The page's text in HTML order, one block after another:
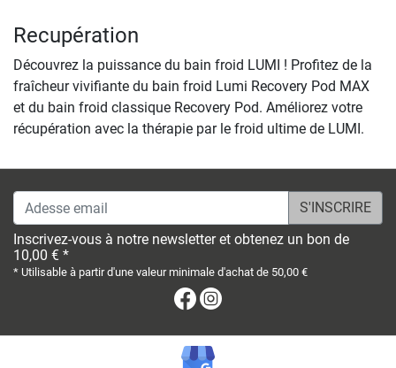
Recupération
Découvrez la puissance du bain froid LUMI ! Profitez de la
fraîcheur vivifiante du bain froid Lumi Recovery Pod MAX
et du bain froid classique Recovery Pod. Améliorez votre
récupération avec la thérapie par le froid ultime de LUMI.
Adesse email
Inscrivez-vous à notre newsletter et obtenez un bon de
10,00 € *
* Utilisable à partir d'une valeur minimale d'achat de 50,00 €
Facebook